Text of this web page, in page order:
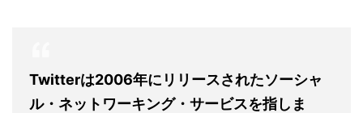
Twitterは2006年にリリースされたソーシャ
ル・ネットワーキング・サービスを指しま